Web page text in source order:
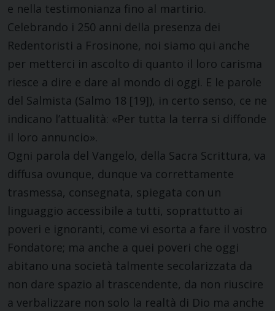
e nella testimonianza fino al martirio.
Celebrando i 250 anni della presenza dei
Redentoristi a Frosinone, noi siamo qui anche
per metterci in ascolto di quanto il loro carisma
riesce a dire e dare al mondo di oggi. E le parole
del Salmista (Salmo 18 [19]), in certo senso, ce ne
indicano l’attualità: «Per tutta la terra si diffonde
il loro annuncio».
Ogni parola del Vangelo, della Sacra Scrittura, va
diffusa ovunque, dunque va correttamente
trasmessa, consegnata, spiegata con un
linguaggio accessibile a tutti, soprattutto ai
poveri e ignoranti, come vi esorta a fare il vostro
Fondatore; ma anche a quei poveri che oggi
abitano una società talmente secolarizzata da
non dare spazio al trascendente, da non riuscire
a verbalizzare non solo la realtà di Dio ma anche